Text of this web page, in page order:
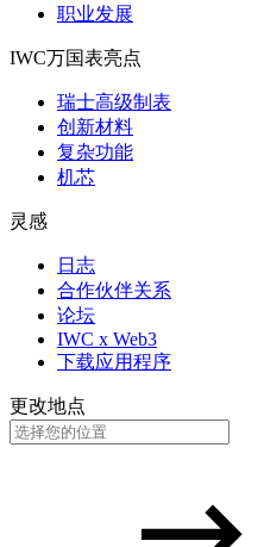
职业发展
IWC万国表亮点
瑞士高级制表
创新材料
复杂功能
机芯
灵感
日志
合作伙伴关系
论坛
IWC x Web3
下载应用程序
更改地点